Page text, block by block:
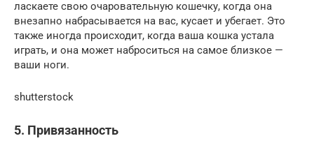
ласкаете свою очаровательную кошечку, когда она
внезапно набрасывается на вас, кусает и убегает. Это
также иногда происходит, когда ваша кошка устала
играть, и она может наброситься на самое близкое —
ваши ноги.
shutterstock
5. Привязанность